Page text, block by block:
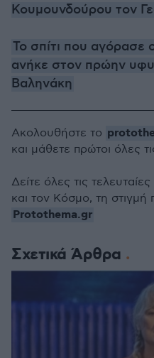
Κουμουνδούρου τον
Το σπίτι που
ανήκε στον πρώην
Βαληνάκη
Σχετικά Άρθρα
Ακολουθήστε το
και μάθετε πρώτοι όλες
Δείτε όλες τις τελευταίες
και τον Κόσμο, τη
Protothema.gr